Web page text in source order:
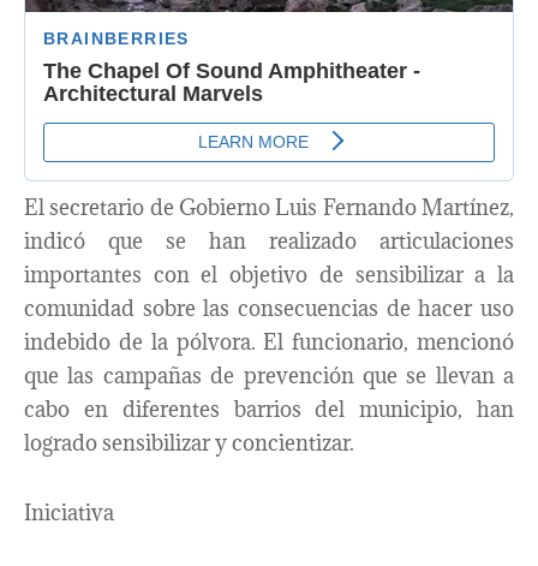
El secretario de Gobierno Luis Fernando Martínez,
indicó que se han realizado articulaciones
importantes con el objetivo de sensibilizar a la
comunidad sobre las consecuencias de hacer uso
indebido de la pólvora. El funcionario, mencionó
que las campañas de prevención que se llevan a
cabo en diferentes barrios del municipio, han
logrado sensibilizar y concientizar.
Iniciativa